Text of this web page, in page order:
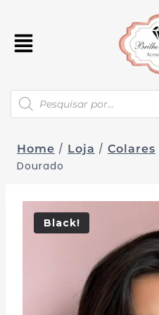
Home / Loja / Colares
Dourado
Black!